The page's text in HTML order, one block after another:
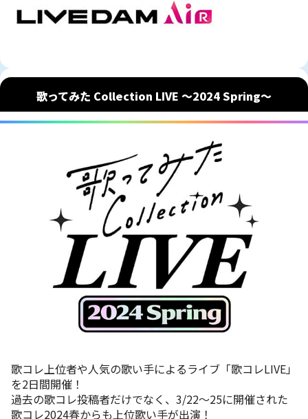
歌ってみた Collection LIVE 〜2024 Spring〜
歌コレ上位者や人気の歌い手によるライブ「歌コレLIVE」
を2日間開催！
過去の歌コレ投稿者だけでなく、3/22〜25に開催された
歌コレ2024春からも上位歌い手が出演！